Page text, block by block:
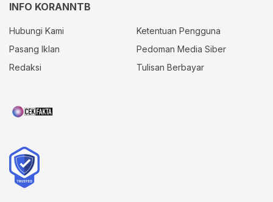
INFO KORANNTB
Hubungi Kami
Ketentuan Pengguna
Pasang Iklan
Pedoman Media Siber
Redaksi
Tulisan Berbayar